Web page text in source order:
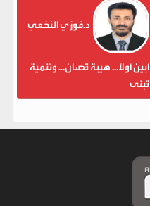
د.فوزي النخعي
أبين أولاً... هيبة تُصان... وتنمية
تُبنى